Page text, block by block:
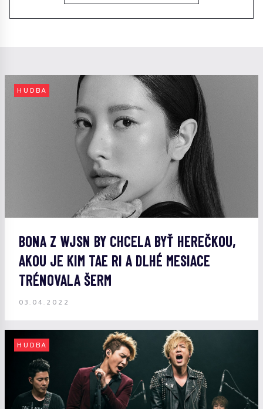
HUDBA
BONA Z WJSN BY CHCELA BYŤ HEREČKOU,
AKOU JE KIM TAE RI A DLHÉ MESIACE
TRÉNOVALA ŠERM
03.04.2022
HUDBA